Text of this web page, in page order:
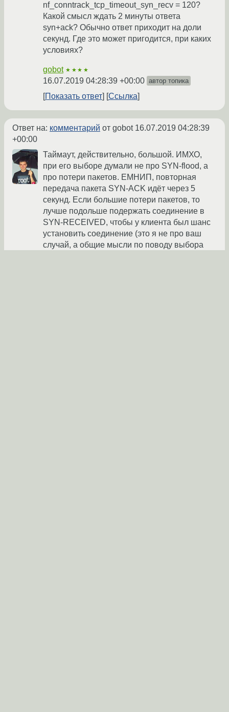
nf_conntrack_tcp_timeout_syn_recv = 120?
Какой смысл ждать 2 минуты ответа
syn+ack? Обычно ответ приходит на доли
секунд. Где это может пригодится, при каких
условиях?
gobot ★★★★
16.07.2019 04:28:39 +00:00 автор топика
Показать ответ Ссылка
Ответ на: комментарий от gobot 16.07.2019 04:28:39
+00:00
Таймаут, действительно, большой. ИМХО,
при его выборе думали не про SYN-flood, а
про потери пакетов. ЕМНИП, повторная
передача пакета SYN-ACK идёт через 5
секунд. Если большие потери пакетов, то
лучше подольше подержать соединение в
SYN-RECEIVED, чтобы у клиента был шанс
установить соединение (это я не про ваш
случай, а общие мысли по поводу выбора